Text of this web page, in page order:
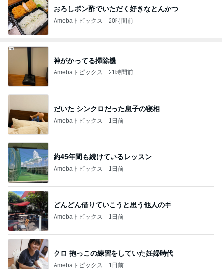
おろしポン酢でいただく好きなとんかつ
Amebaトピックス 20時間前
神がかってる掃除機
Amebaトピックス 21時間前
だいた シンクロだった息子の寝相
Amebaトピックス 1日前
約45年間も続けているレッスン
Amebaトピックス 1日前
どんどん借りていこうと思う他人の手
Amebaトピックス 1日前
クロ 抱っこの練習をしていた妊婦時代
Amebaトピックス 1日前